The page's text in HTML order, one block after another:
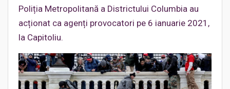
Poliția Metropolitană a Districtului Columbia au
acționat ca agenți provocatori pe 6 ianuarie 2021,
la Capitoliu.